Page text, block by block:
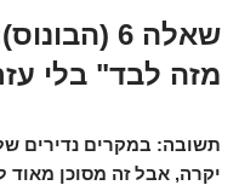
שאלה 6
מזה לבד" בלי
תשובה: במקרים נדירים
יקרה, אבל זה מסוכן מאוד